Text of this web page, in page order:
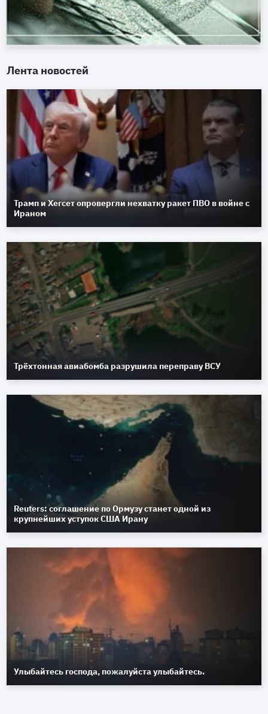
Лента новостей
Трамп и Хегсет опровергли нехватку ракет ПВО в войне с
Ираном
Трёхтонная авиабомба разрушила переправу ВСУ
Reuters: соглашение по Ормузу станет одной из
крупнейших уступок США Ирану
Улыбайтесь господа, пожалуйста улыбайтесь.